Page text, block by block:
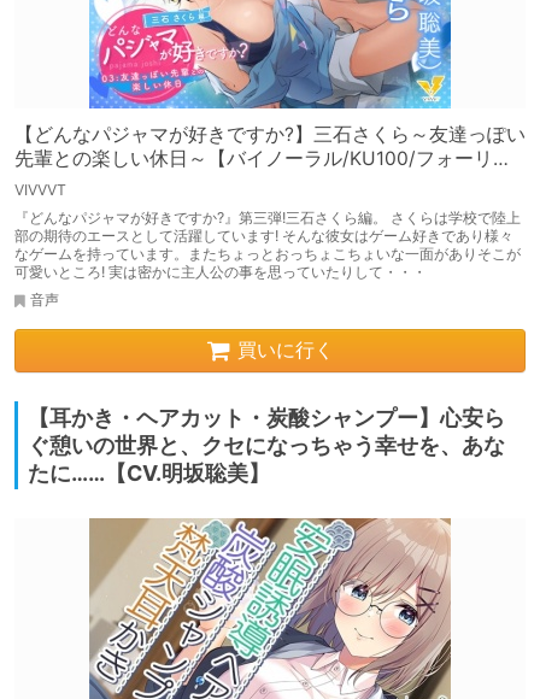
【どんなパジャマが好きですか?】三石さくら～友達っぽい
先輩との楽しい休日～【バイノーラル/KU100/フォーリ
ー】
VIVVVT
『どんなパジャマが好きですか?』第三弾!三石さくら編。 さくらは学校で陸上
部の期待のエースとして活躍しています! そんな彼女はゲーム好きであり様々
なゲームを持っています。またちょっとおっちょこちょいな一面がありそこが
可愛いところ! 実は密かに主人公の事を思っていたりして・・・
音声
買いに行く
【耳かき・ヘアカット・炭酸シャンプー】心安ら
ぐ憩いの世界と、クセになっちゃう幸せを、あな
たに……【CV.明坂聡美】